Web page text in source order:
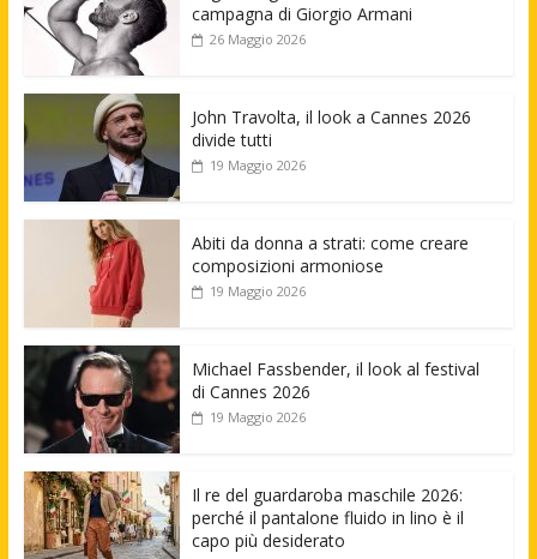
campagna di Giorgio Armani
26 Maggio 2026
John Travolta, il look a Cannes 2026
divide tutti
19 Maggio 2026
Abiti da donna a strati: come creare
composizioni armoniose
19 Maggio 2026
Michael Fassbender, il look al festival
di Cannes 2026
19 Maggio 2026
Il re del guardaroba maschile 2026:
perché il pantalone fluido in lino è il
capo più desiderato